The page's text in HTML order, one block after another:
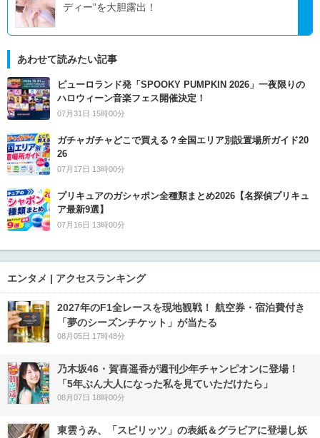
ディー”を大胆露出！
あわせて読みたい記事
ピューロランド発「SPOOKY PUMPKIN 2026」一夜限りの
ハロウィーン音楽フェス開催決定！
07月31日 15時00分
ガチャガチャどこで買える？全国エリア別設置場所ガイド20
26
07月17日 13時00分
プリキュアのガシャポン全種類まとめ2026【名探偵プリキュ
ア最新9選】
07月16日 13時00分
エンタメ | アクセスランキング
2027年のF1全レースを現地観戦！ 航空券・宿泊費付き
「夢のシーズンチケット」が当たる
08月05日 17時48分
乃木坂46・賀喜遥香が週刊少年チャンピオンに登場！
「5年ぶん大人になった私を見ていただけたら」
08月07日 18時00分
東雲うみ、「スピリッツ」の表紙＆グラビアに登場し妖